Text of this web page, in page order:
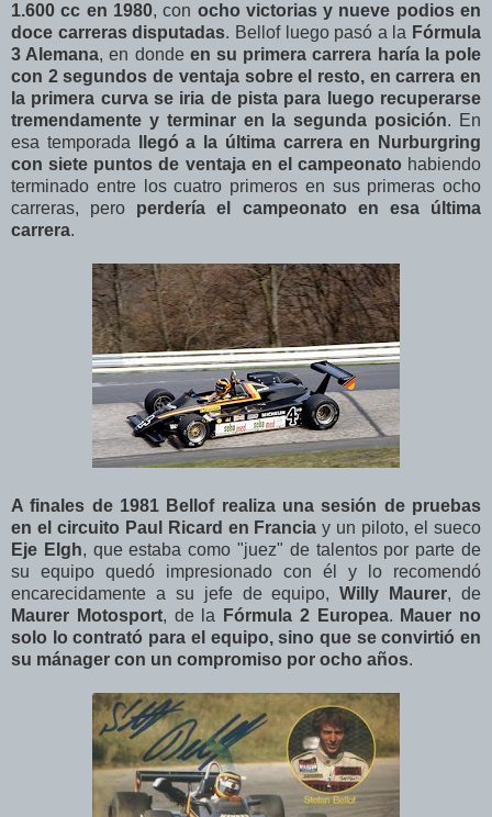
1.600 cc en 1980, con ocho victorias y nueve podios en
doce carreras disputadas. Bellof luego pasó a la Fórmula
3 Alemana, en donde en su primera carrera haría la pole
con 2 segundos de ventaja sobre el resto, en carrera en
la primera curva se iria de pista para luego recuperarse
tremendamente y terminar en la segunda posición. En
esa temporada
llegó a la última carrera en Nurburgring
con siete puntos de ventaja en el campeonato habiendo
terminado entre los cuatro primeros en sus primeras ocho
carreras, pero perdería el campeonato en esa última
carrera.
A finales de 1981 Bellof realiza una sesión de pruebas
en el circuito Paul Ricard en Francia y un piloto, el sueco
Eje Elgh, que estaba como "juez" de talentos por parte de
su equipo quedó impresionado con él y lo recomendó
encarecidamente a su jefe de equipo,Willy Maurer, de
Maurer Motosport, de la Fórmula 2 Europea. Mauer no
solo lo contrató para el equipo, sino que se convirtió en
su mánager con un compromiso por ocho años.